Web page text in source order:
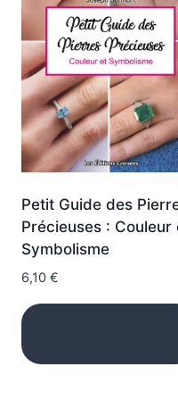
Petit Guide des
Précieuses : Couleur
Symbolisme
6,10 €